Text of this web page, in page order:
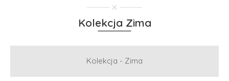
Kolekcja Zima
Kolekcja - Zima